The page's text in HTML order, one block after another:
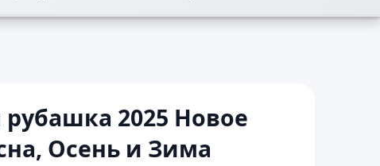
2025 Новое
Осень и Зима